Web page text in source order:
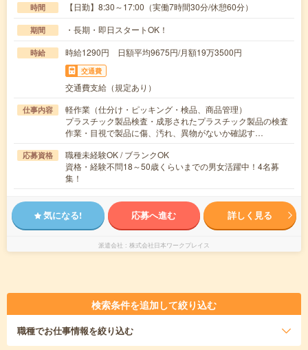
時間 【日勤】8:30～17:00（実働7時間30分/休憩60分）
期間 ・長期・即日スタートOK！
時給 時給1290円 日額平均9675円/月額19万3500円
交通費
交通費支給（規定あり）
仕事内容
軽作業（仕分け・ピッキング・検品、商品管理）
プラスチック製品検査・成形されたプラスチック製品の検査
作業・目視で製品に傷、汚れ、異物がないか確認す…
応募資格
職種未経験OK / ブランクOK
資格・経験不問18～50歳くらいまでの男女活躍中！4名募
集！
気になる! 応募へ進む 詳しく見る
派遣会社 株式会社日本ワークプレイス
検索条件を追加して絞り込む
職種でお仕事情報を絞り込む